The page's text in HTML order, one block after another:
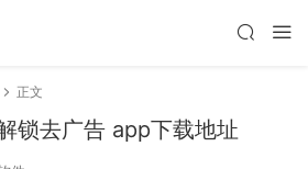
正文
锁去广告 app下载地址